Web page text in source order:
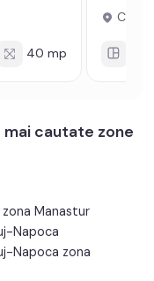
40 mp
Cluj-
cautate zone
Manastur
Napoca
Napoca zona